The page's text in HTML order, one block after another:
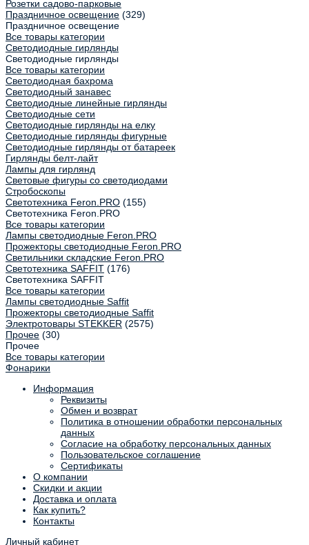
Розетки садово-парковые
Праздничное освещение (329)
Праздничное освещение
Все товары категории
Светодиодные гирлянды
Светодиодные гирлянды
Все товары категории
Светодиодная бахрома
Светодиодный занавес
Светодиодные линейные гирлянды
Светодиодные сети
Светодиодные гирлянды на елку
Светодиодные гирлянды фигурные
Светодиодные гирлянды от батареек
Гирлянды белт-лайт
Лампы для гирлянд
Световые фигуры со светодиодами
Стробоскопы
Светотехника Feron.PRO (155)
Светотехника Feron.PRO
Все товары категории
Лампы светодиодные Feron.PRO
Прожекторы светодиодные Feron.PRO
Светильники складские Feron.PRO
Светотехника SAFFIT (176)
Светотехника SAFFIT
Все товары категории
Лампы светодиодные Saffit
Прожекторы светодиодные Saffit
Электротовары STEKKER (2575)
Прочее (30)
Прочее
Все товары категории
Фонарики
Информация
Реквизиты
Обмен и возврат
Политика в отношении обработки персональных
данных
Согласие на обработку персональных данных
Пользовательское соглашение
Сертификаты
О компании
Скидки и акции
Доставка и оплата
Как купить?
Контакты
Личный кабинет